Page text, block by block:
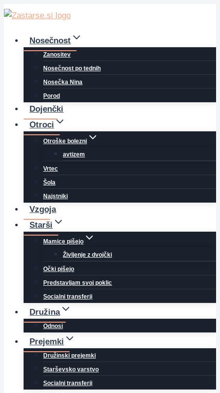
Skip
contentNosečnost
Zanositev
Nosečnost po tednih
Nosečka Nina
Porod
Dojenčki
Otroci
Otroške bolezni
avtizem
Vrtec
Šola
Najstniki
Vzgoja
Starši
Mamice pišejo
Življenje z dvojčki
Očki pišejo
Predstavljam svoj poklic
Socialni transferji
Družina
Odnosi
Prejemki
Družinski prejemki
Starševsko varstvo
Socialni transferji